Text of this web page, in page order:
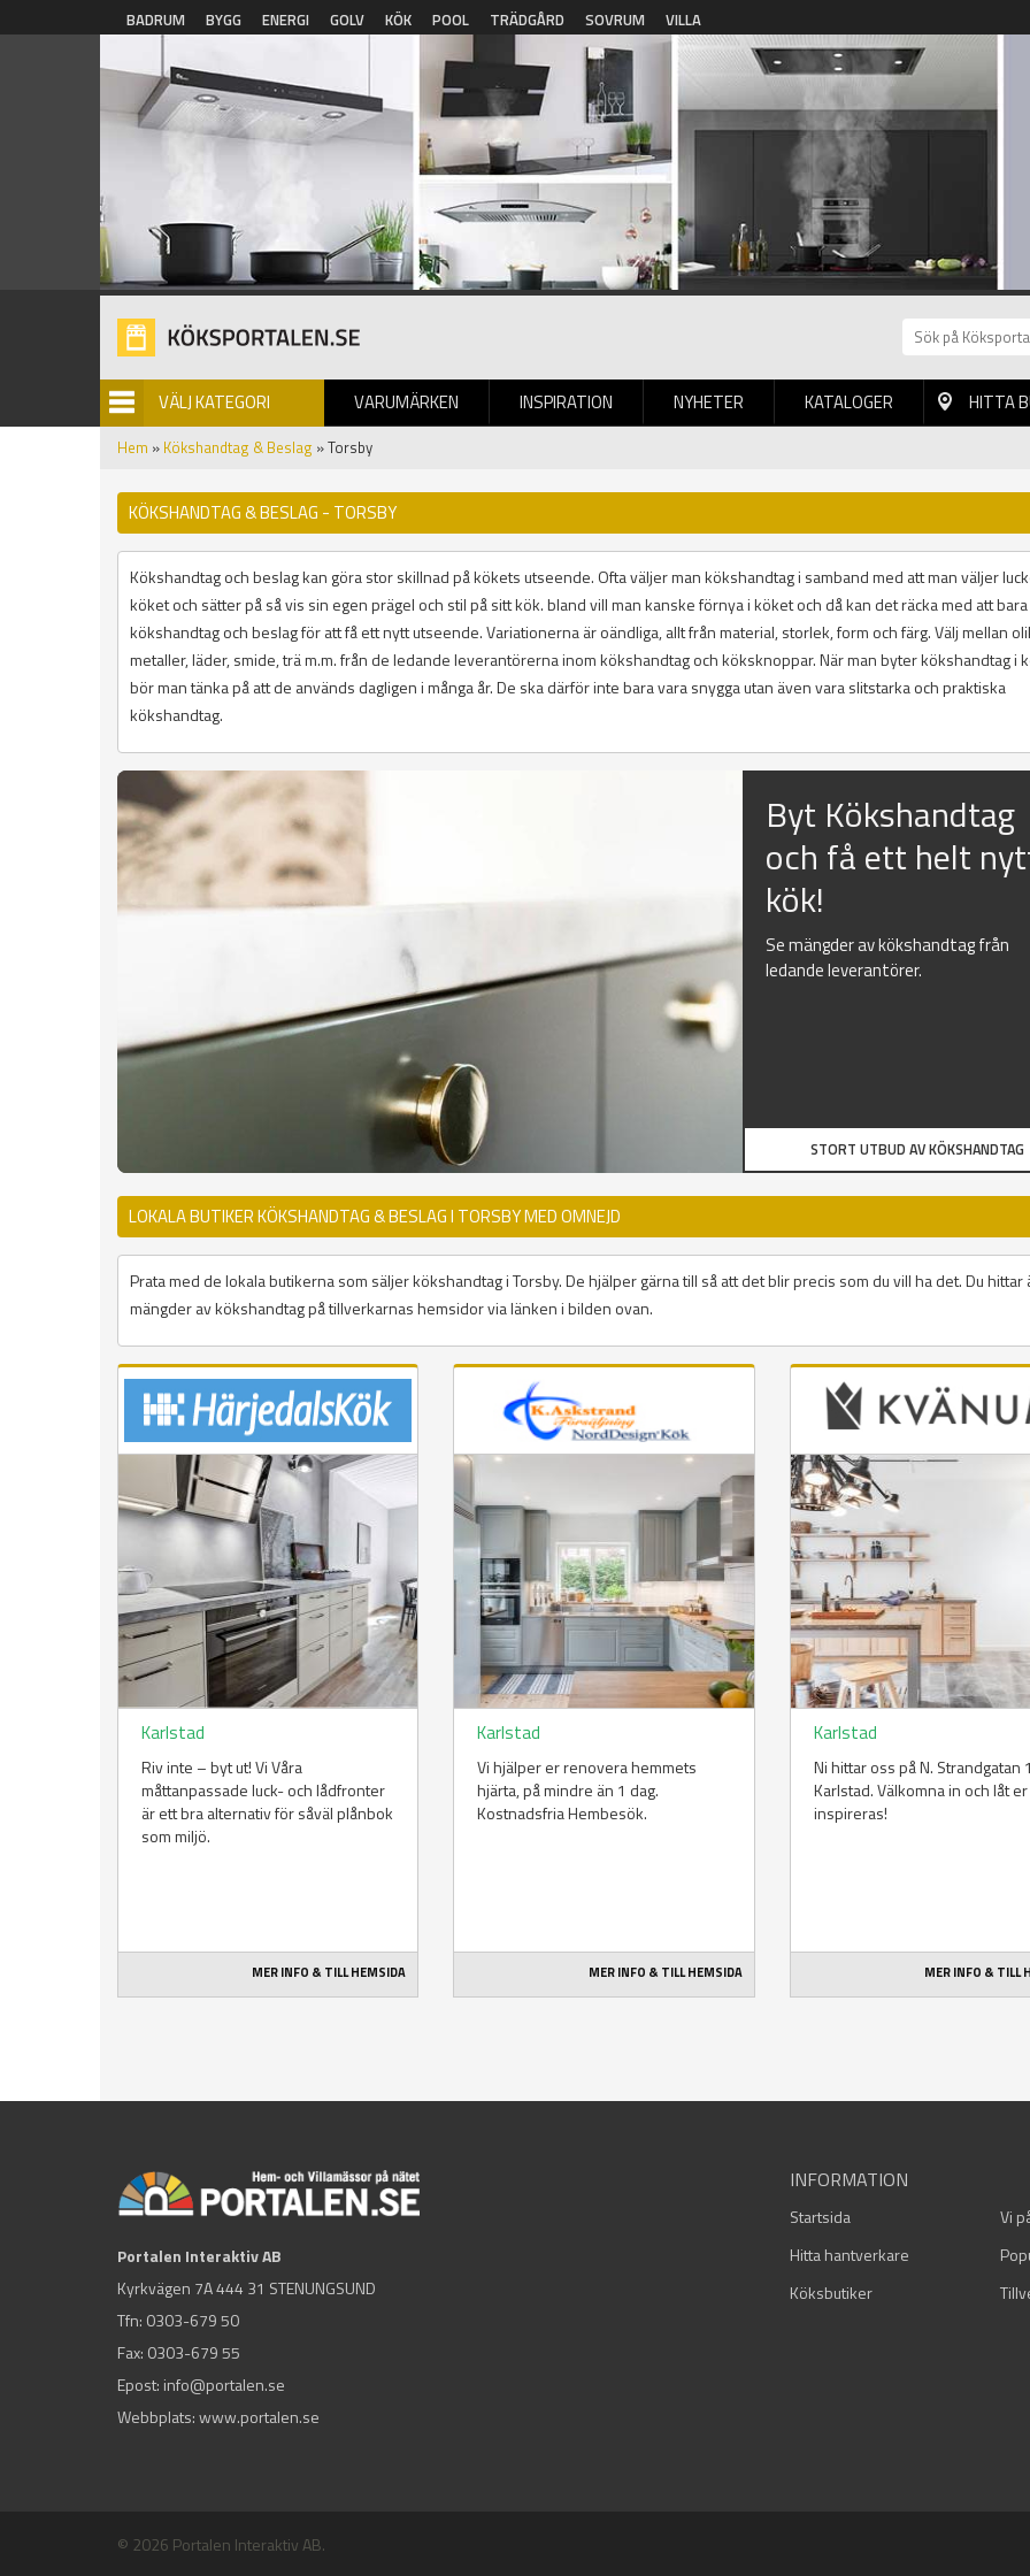
Hoppa till huvudinnehåll
BADRUM BYGG ENERGI GOLV KÖK POOL TRÄDGÅRD SOVRUM VILLA
VÄLJ KATEGORI VARUMÄRKEN INSPIRATION NYHETER
BILDGALLERI KATALOGER HITTA
Hem » Kökshandtag & Beslag » Torsby
KÖKSHANDTAG & BESLAG - TORSBY
Kökshandtag och beslag kan göra stor skillnad på kökets utseende. Ofta väljer man kökshandtag i samband med att man väljer
köket och sätter på så vis sin egen prägel och stil på sitt kök. bland vill man kanske förnya i köket och då kan det räcka med att
kökshandtag och beslag för att få ett nytt utseende. Variationerna är oändliga, allt från material, storlek, form och färg. Välj mellan
metaller, läder, smide, trä m.m. från de ledande leverantörerna inom kökshandtag och köksknoppar. När man byter kökshandtag i
bör man tänka på att de används dagligen i många år. De ska därför inte bara vara snygga utan även vara slitstarka och praktiska
kökshandtag.
Byt Kökshandtag
och få ett helt
kök!
Se mängder av kökshandtag från
ledande leverantörer.
STORT UTBUD AV KÖKSHANDTAG
LOKALA BUTIKER KÖKSHANDTAG & BESLAG I TORSBY MED OMNEJD
Prata med de lokala butikerna som säljer kökshandtag i Torsby. De hjälper gärna till så att det blir precis som du vill ha det. Du hittar
mängder av kökshandtag på tillverkarnas hemsidor via länken i bilden ovan.
Karlstad
Riv inte – byt ut! Vi Våra
måttanpassade luck- och lådfronter
är ett bra alternativ för såväl plånbok
som miljö.
MER INFO & TILL HEMSIDA
Karlstad
Vi hjälper er renovera hemmets
hjärta, på mindre än 1 dag.
Kostnadsfria Hembesök.
MER INFO & TILL HEMSIDA
Karlstad
Ni hittar oss på N. Strandgatan
Karlstad. Välkomna in och låt er
inspireras!
MER INFO & TILL
Portalen Interaktiv AB
Kyrkvägen 7A 444 31 STENUNGSUND
Tfn: 0303-679 50
Fax: 0303-679 55
Epost: info@portalen.se
Webbplats: www.portalen.se
INFORMATION
Startsida
Vi
Hitta hantverkare
Köksbutiker
© 2026 Portalen Interaktiv AB.